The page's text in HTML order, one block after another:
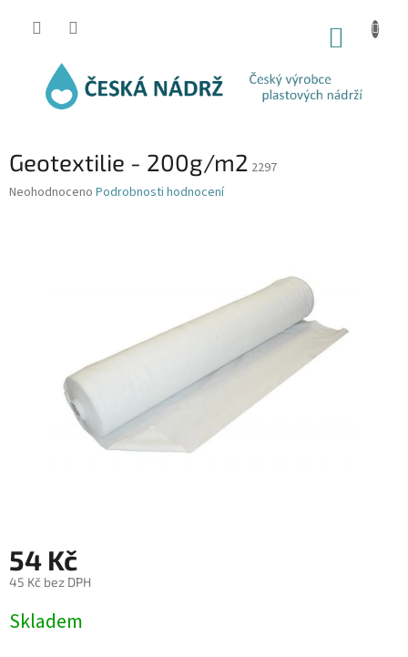
Geotextilie - 200g/m2 2297
Průměrné
Neohodnoceno Podrobnosti hodnocení
54 Kč
45 Kč bez DPH
cena:
Skladem